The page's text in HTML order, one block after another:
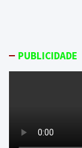
PUBLICIDADE